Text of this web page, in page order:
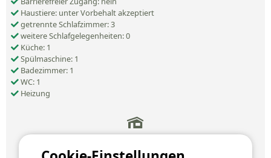
Haustiere: unter Vorbehalt akzeptiert
getrennte Schlafzimmer: 3
weitere Schlafgelegenheiten: 0
Küche: 1
Spülmaschine: 1
Badezimmer: 1
WC: 1
Heizung
503,90 €